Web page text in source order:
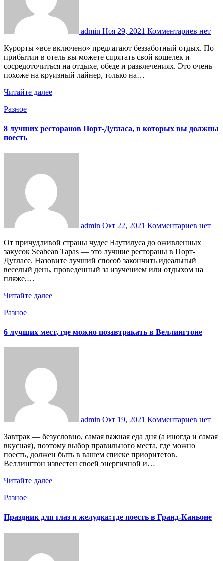
admin Ноя 29, 2021 Комментариев нет
Курорты «все включено» предлагают беззаботный отдых. По
прибытии в отель вы можете спрятать свой кошелек и
сосредоточиться на отдыхе, обеде и развлечениях. Это очень
похоже на круизный лайнер, только на…
Читайте далее
Разное
8 лучших ресторанов Порт-Дугласа, в которых вы должны
поесть
admin Окт 22, 2021 Комментариев нет
От причудливой страны чудес Наутилуса до оживленных
закусок Seabean Tapas — это лучшие рестораны в Порт-
Дугласе. Назовите лучший способ закончить идеальный
веселый день, проведенный за изучением или отдыхом на
пляже,…
Читайте далее
Разное
6 лучших мест, где можно позавтракать в Веллингтоне
admin Окт 19, 2021 Комментариев нет
Завтрак — безусловно, самая важная еда дня (а иногда и самая
вкусная), поэтому выбор правильного места, где можно
поесть, должен быть в вашем списке приоритетов.
Веллингтон известен своей энергичной и…
Читайте далее
Разное
Праздник для глаз и желудка: где поесть в Гранд-Каньоне